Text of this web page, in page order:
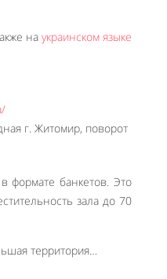
на украинском языке
г. Житомир, поворот
формате банкетов. Это
зала до 70
территория…